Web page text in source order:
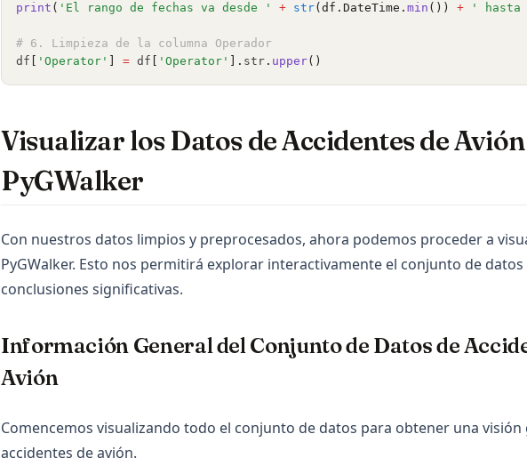
print ( 'El rango de fechas va desde ' + str(df.DateTime. min ()) + ' hasta
# 6. Limpieza de la columna Operador
df
'Operator' = df 'Operator' ]. str . upper()
Visualizar los Datos de Accidentes de
PyGWalker
Con nuestros datos limpios y preprocesados, ahora podemos proceder a
PyGWalker. Esto nos permitirá explorar interactivamente el conjunto de
conclusiones significativas.
Información General del Conjunto de Datos de
Avión
Comencemos visualizando todo el conjunto de datos para obtener una visión
accidentes de avión.